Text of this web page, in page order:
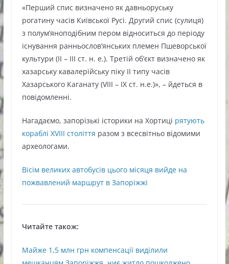
«Перший спис визначено як давньоруську
рогатину часів Київської Русі. Другий спис (сулиця)
з полум’яноподібним пером відноситься до періоду
існування ранньослов’янських племен Пшеворської
культури (ІІ – ІІІ ст. н. е.). Третій об’єкт визначено як
хазарську кавалерійську піку ІІ типу часів
Хазарського Каганату (VIII – IX ст. н.е.)», – йдеться в
повідомленні.
Нагадаємо, запорізькі історики на Хортиці рятують
кораблі XVIII століття разом з всесвітньо відомими
археологами.
Вісім великих автобусів цього місяця вийде на
пожвавлений маршрут в Запоріжжі
Читайте також:
Майже 1,5 млн грн компенсації виділили